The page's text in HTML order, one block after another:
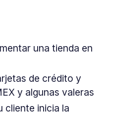
una tienda en
de crédito y
y algunas valeras
cliente inicia la